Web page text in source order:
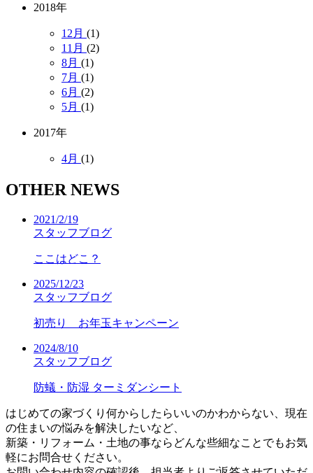
2018年
12月 (1)
11月 (2)
8月 (1)
7月 (1)
6月 (2)
5月 (1)
2017年
4月 (1)
OTHER NEWS
2021/2/19
スタッフブログ
ここはどこ？
2025/12/23
スタッフブログ
初売り お年玉キャンペーン
2024/8/10
スタッフブログ
防蟻・防湿 ターミダンシート
はじめての家づくり何からしたらいいのかわからない、現在
の住まいの悩みを解決したいなど、
新築・リフォーム・土地の事ならどんな些細なことでもお気
軽にお問合せください。